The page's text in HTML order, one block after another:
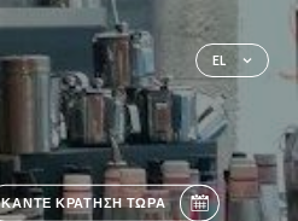
EL
ΚΆΝΤΕ ΚΡΆΤΗΣΗ ΤΏΡΑ